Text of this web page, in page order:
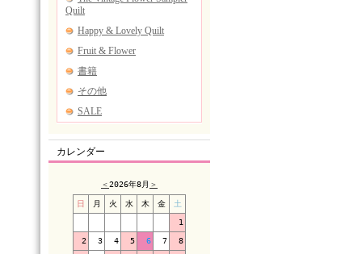
カレンダー
＜2026年8月 ＞
日 月 火 水 木 金 土
1
2 3 4 5 6 7 8